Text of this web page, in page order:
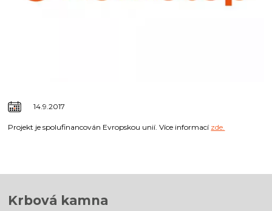
14.9.2017
Projekt je spolufinancován Evropskou unií. Více informací zde.
Krbová kamna